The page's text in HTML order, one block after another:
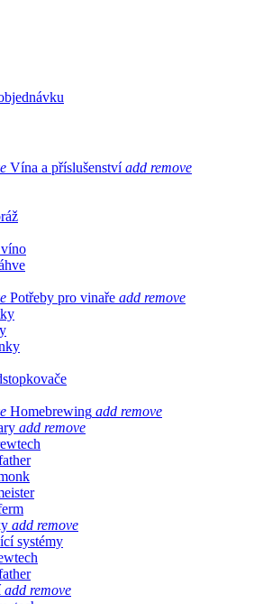
Vína a příslušenství add remove
Potřeby pro vinaře add remove
Homebrewing add remove
add remove
add remove
systémy
add remove